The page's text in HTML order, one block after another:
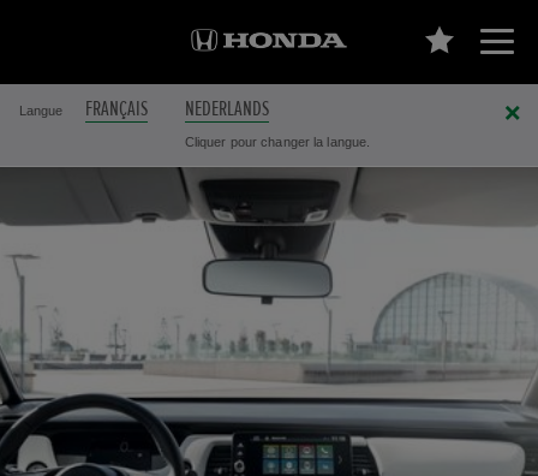
Langue FRANÇAIS NEDERLANDS
Cliquer pour changer la langue.